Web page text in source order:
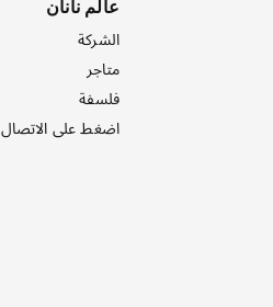
عالم نانان
الشركة
متاجر
فلسفة
اضغط على الاتصال